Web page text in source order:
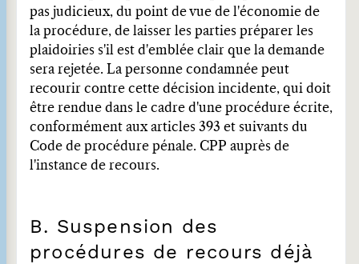
pas judicieux, du point de vue de l'économie de
la procédure, de laisser les parties préparer les
plaidoiries s'il est d'emblée clair que la demande
sera rejetée. La personne condamnée peut
recourir contre cette décision incidente, qui doit
être rendue dans le cadre d'une procédure écrite,
conformément aux articles 393 et suivants du
Code de procédure pénale. CPP auprès de
l'instance de recours.
B. Suspension des
procédures de recours déjà